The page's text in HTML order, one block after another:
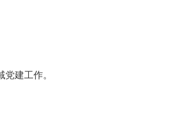
建工作。